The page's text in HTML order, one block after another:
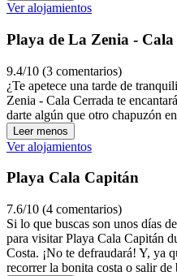
Ver alojamientos
Playa de La Zenia -
9.4/10 (3 comentarios)
¿Te apetece una tarde de
Zenia - Cala Cerrada te
darte algún que otro chapuzón
Leer menos
Ver alojamientos
Playa Cala Capitán
7.6/10 (4 comentarios)
Si lo que buscas son unos días
para visitar Playa Cala Capitán
Costa. ¡No te defraudará! Y, ya
recorrer la bonita costa o salir de